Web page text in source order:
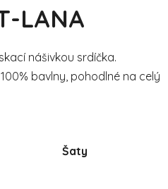
LANA
nášivkou srdíčka.
bavlny, pohodlné na celý
Šaty